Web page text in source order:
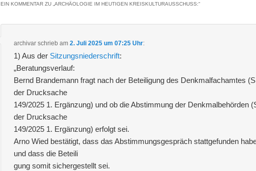
EIN KOMMENTAR ZU „ARCHÄOLOGIE IM HEUTIGEN KREISKULTURAUSSCHUSS:“
archivar schrieb am 2. Juli 2025 um 07:25 Uhr:
1) Aus der Sitzungsniederschrift:
„Beratungsverlauf:
Bernd Brandemann fragt nach der Beteiligung des Denkmalfachamtes
der Drucksache
149/2025 1. Ergänzung) und ob die Abstimmung der Denkmalbehörden
der Drucksache
149/2025 1. Ergänzung) erfolgt sei.
Arno Wied bestätigt, dass das Abstimmungsgespräch stattgefunden
und dass die Beteili
gung somit sichergestellt sei.